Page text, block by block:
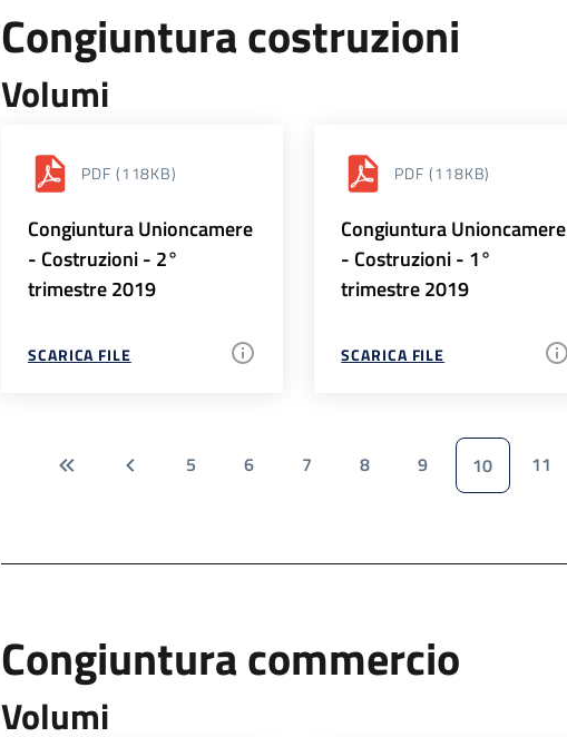
Congiuntura costruzioni
Volumi
PDF (118KB)
Congiuntura Unioncamere
- Costruzioni - 2°
trimestre 2019
SCARICA FILE
PDF (118KB)
Congiuntura Unioncamere
- Costruzioni - 1°
trimestre 2019
SCARICA FILE
5 6 7 8 9 10 11
Congiuntura commercio
Volumi